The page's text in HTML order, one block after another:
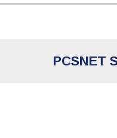
PCSNET